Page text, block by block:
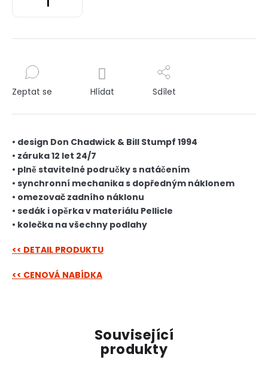
• design Don Chadwick & Bill Stumpf 1994
• záruka 12 let 24/7
• plně stavitelné područky s natáčením
• synchronní mechanika s dopředným náklonem
• omezovač zadního náklonu
• sedák i opěrka v materiálu Pellicle
• kolečka na všechny podlahy
<< DETAIL PRODUKTU
<< CENOVÁ NABÍDKA
Zeptat se Hlídat Sdílet
Související
produkty